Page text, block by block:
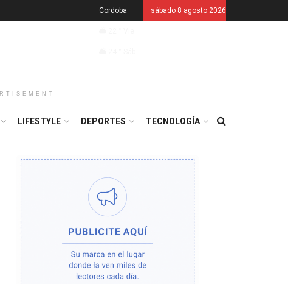
Cordoba sábado 8 agosto 2026
LIFESTYLE DEPORTES TECNOLOGÍA